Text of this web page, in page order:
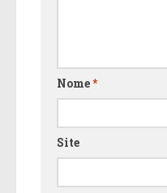
Nome*
Site